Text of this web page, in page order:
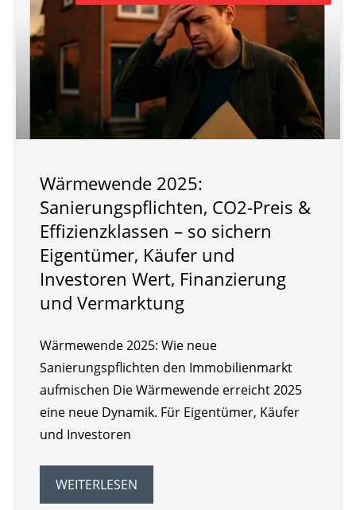
Wärmewende 2025:
Sanierungspflichten, CO2-Preis &
Effizienzklassen – so sichern
Eigentümer, Käufer und
Investoren Wert, Finanzierung
und Vermarktung
Wärmewende 2025: Wie neue
Sanierungspflichten den Immobilienmarkt
aufmischen Die Wärmewende erreicht 2025
eine neue Dynamik. Für Eigentümer, Käufer
und Investoren
WEITERLESEN